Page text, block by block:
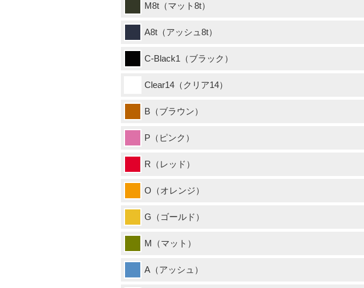
M8t（マット8t）
A8t（アッシュ8t）
C-Black1（ブラック）
Clear14（クリア14）
B（ブラウン）
P（ピンク）
R（レッド）
O（オレンジ）
G（ゴールド）
M（マット）
A（アッシュ）